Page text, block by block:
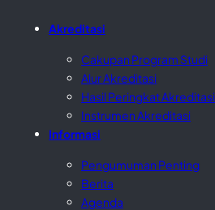
Akreditasi
Cakupan Program Studi
Alur Akreditasi
Hasil Peringkat Akreditasi
Instrumen Akreditasi
Informasi
Pengumuman Penting
Berita
Agenda